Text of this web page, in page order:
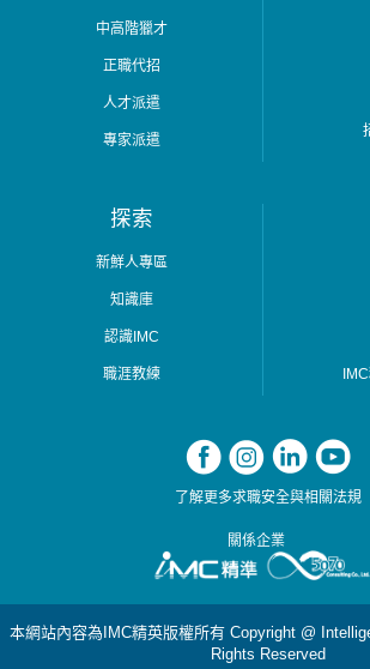
中高階獵才
正職代招
人才派遣
專家派遣
探索
新鮮人專區
知識庫
認識IMC
職涯教練
了解更多求職安全與相關法規
關係企業
本網站內容為IMC精英版權所有 Copyright @
Rights Reserved